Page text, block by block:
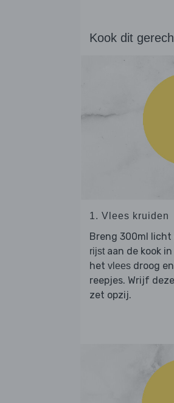
Kook dit
1. Vlees kruiden
Breng 300ml
rijstaan de kook in
het vlees droog
reepjes. Wrijf
zet opzij.